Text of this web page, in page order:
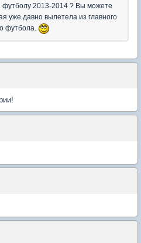
футболу 2013-2014 ? Вы можете
уже давно вылетела из главного
футбола.